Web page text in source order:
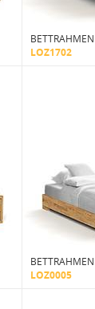
LOZ1702
LOZ0005